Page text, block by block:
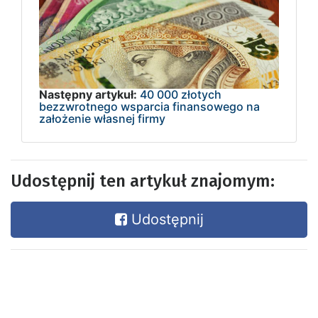
Następny artykuł: 40 000 złotych
bezzwrotnego wsparcia finansowego na
założenie własnej firmy
Udostępnij ten artykuł znajomym:
Udostępnij